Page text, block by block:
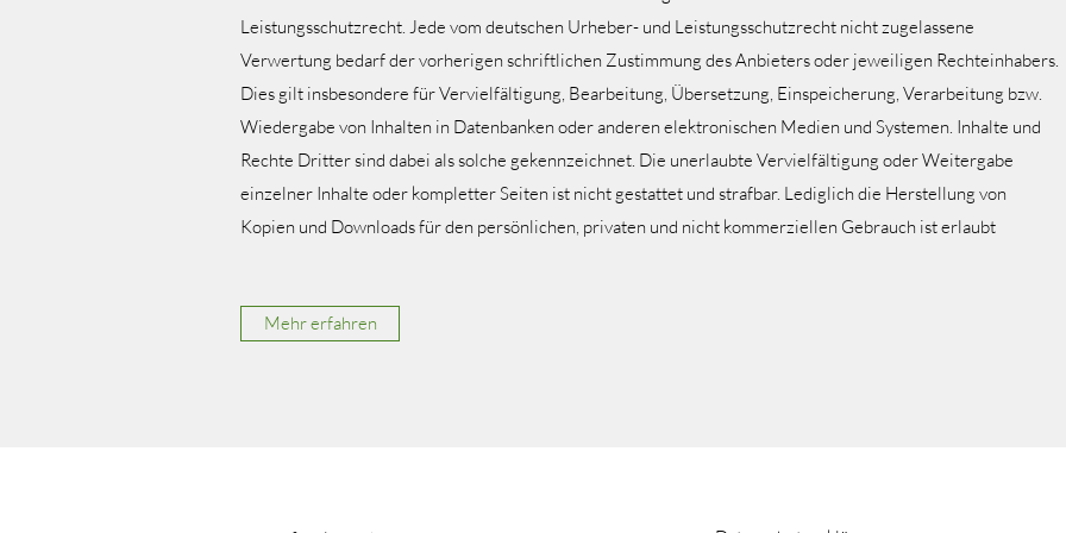
Leistungsschutzrecht. Jede vom deutschen Urheber- und Leistungsschutzrecht nicht zugelassene
Verwertung bedarf der vorherigen schriftlichen Zustimmung des Anbieters oder jeweiligen Rechteinhabers.
Dies gilt insbesondere für Vervielfältigung, Bearbeitung, Übersetzung, Einspeicherung, Verarbeitung bzw.
Wiedergabe von Inhalten in Datenbanken oder anderen elektronischen Medien und Systemen. Inhalte und
Rechte Dritter sind dabei als solche gekennzeichnet. Die unerlaubte Vervielfältigung oder Weitergabe
einzelner Inhalte oder kompletter Seiten ist nicht gestattet und strafbar. Lediglich die Herstellung von
Kopien und Downloads für den persönlichen, privaten und nicht kommerziellen Gebrauch ist erlaubt
Mehr erfahren